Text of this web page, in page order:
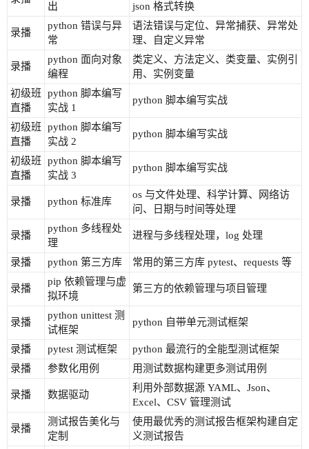
出 json 格式转换
录播
python 错误与异
常
语法错误与定位、异常捕获、异常处
理、自定义异常
录播
python 面向对象
编程
类定义、方法定义、类变量、实例引
用、实例变量
初级班
直播
python 脚本编写
实战 1
python 脚本编写实战
初级班
直播
python 脚本编写
实战 2
python 脚本编写实战
初级班
直播
python 脚本编写
实战 3
python 脚本编写实战
录播 python 标准库
os 与文件处理、科学计算、网络访
问、日期与时间等处理
录播
python 多线程处
理
进程与多线程处理，log 处理
录播 python 第三方库 常用的第三方库 pytest、requests 等
录播
pip 依赖管理与虚
拟环境
第三方的依赖管理与项目管理
录播
python unittest 测
试框架
python 自带单元测试框架
录播 pytest 测试框架
python 最流行的全能型测试框架
录播
参数化用例 用测试数据构建更多测试用例
录播 数据驱动
利用外部数据源 YAML、Json、
Excel、CSV 管理测试
录播
测试报告美化与
定制
使用最优秀的测试报告框架构建自定
义测试报告